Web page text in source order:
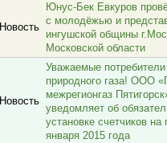
Новость
Юнус-Бек Евкуров
с молодёжью и
ингушской общины
Московской области
Новость
Уважаемые потребители
природного газа! ООО
межрегионгаз
уведомляет об
установке счетчиков на
января 2015 года